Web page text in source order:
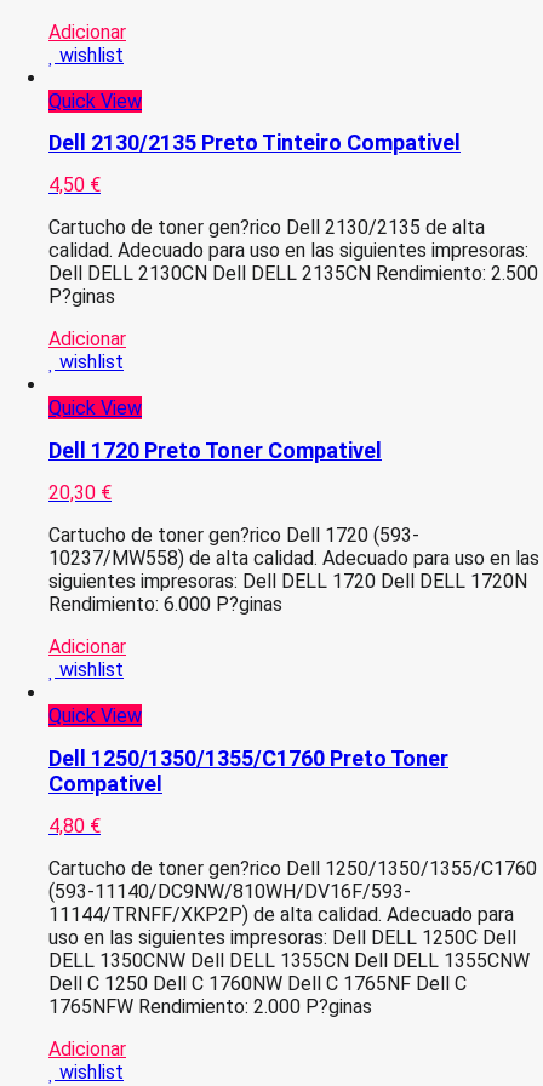
Adicionar
wishlist
Quick View
Dell 2130/2135 Preto Tinteiro Compativel
4,50 €
Cartucho de toner gen?rico Dell 2130/2135 de alta
calidad. Adecuado para uso en las siguientes impresoras:
Dell DELL 2130CN Dell DELL 2135CN Rendimiento: 2.500
P?ginas
Adicionar
wishlist
Quick View
Dell 1720 Preto Toner Compativel
20,30 €
Cartucho de toner gen?rico Dell 1720 (593-
10237/MW558) de alta calidad. Adecuado para uso en las
siguientes impresoras: Dell DELL 1720 Dell DELL 1720N
Rendimiento: 6.000 P?ginas
Adicionar
wishlist
Quick View
Dell 1250/1350/1355/C1760 Preto Toner
Compativel
4,80 €
Cartucho de toner gen?rico Dell 1250/1350/1355/C1760
(593-11140/DC9NW/810WH/DV16F/593-
11144/TRNFF/XKP2P) de alta calidad. Adecuado para
uso en las siguientes impresoras: Dell DELL 1250C Dell
DELL 1350CNW Dell DELL 1355CN Dell DELL 1355CNW
Dell C 1250 Dell C 1760NW Dell C 1765NF Dell C
1765NFW Rendimiento: 2.000 P?ginas
Adicionar
wishlist